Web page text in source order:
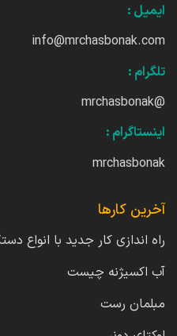
ایمیل :
info@mrchasbonak.com
تلگرام :
@mrchasbonak
اینستاگرام :
mrchasbonak
آخرین کارها
راه اندازی کار جدید با انواع
آب اکسیژنه چیست
مبلمان رست